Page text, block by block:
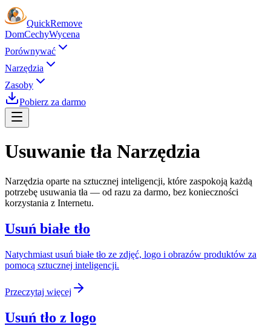
QuickRemove
DomCechyWycena
Porównywać
Narzędzia
Zasoby
Pobierz za darmo
Usuwanie tła Narzędzia
Narzędzia oparte na sztucznej inteligencji, które zaspokoją każdą
potrzebę usuwania tła — od razu za darmo, bez konieczności
korzystania z Internetu.
Usuń białe tło
Natychmiast usuń białe tło ze zdjęć, logo i obrazów produktów za
pomocą sztucznej inteligencji.
Przeczytaj więcej
Usuń tło z logo